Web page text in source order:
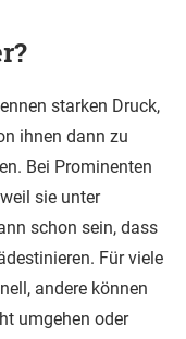
starken Druck,
ihnen dann zu
Bei Prominenten
sie unter
schon sein, dass
Für viele
andere können
umgehen oder